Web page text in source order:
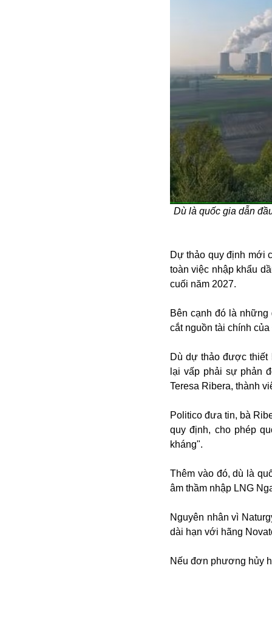
Dù là quốc gia dẫn
Dự thảo quy định mới
toàn việc nhập khẩu
cuối năm 2027.
Bên cạnh đó là những
cắt nguồn tài chính
Dù dự thảo được thiết
lại vấp phải sự phản
Teresa Ribera, thành
Politico đưa tin, bà
quy định, cho phép
kháng".
Thêm vào đó, dù là
âm thầm nhập LNG
Nguyên nhân vì
dài hạn với hãng
Nếu đơn phương hủy